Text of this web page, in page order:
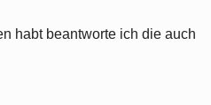
habt beantworte ich die auch